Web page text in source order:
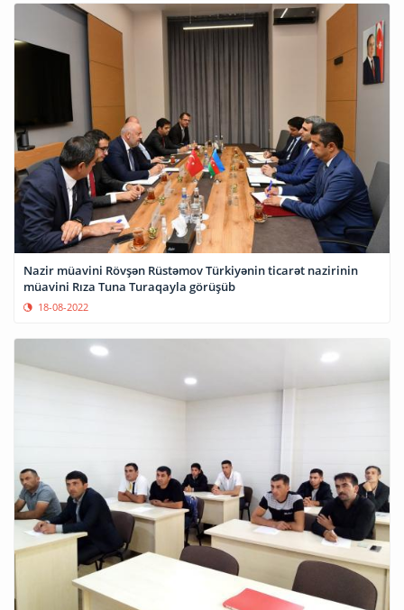
Nazir müavini Rövşən Rüstəmov Türkiyənin ticarət nazirinin
müavini Rıza Tuna Turaqayla görüşüb
18-08-2022